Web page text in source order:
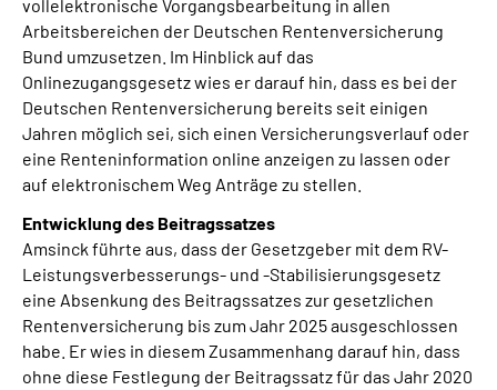
vollelektronische Vorgangsbearbeitung in allen
Arbeitsbereichen der Deutschen Rentenversicherung
Bund umzusetzen. Im Hinblick auf das
Onlinezugangsgesetz wies er darauf hin, dass es bei der
Deutschen Rentenversicherung bereits seit einigen
Jahren möglich sei, sich einen Versicherungsverlauf oder
eine Renteninformation online anzeigen zu lassen oder
auf elektronischem Weg Anträge zu stellen.
Entwicklung des Beitragssatzes
Amsinck führte aus, dass der Gesetzgeber mit dem RV-
Leistungsverbesserungs- und -Stabilisierungsgesetz
eine Absenkung des Beitragssatzes zur gesetzlichen
Rentenversicherung bis zum Jahr 2025 ausgeschlossen
habe. Er wies in diesem Zusammenhang darauf hin, dass
ohne diese Festlegung der Beitragssatz für das Jahr 2020